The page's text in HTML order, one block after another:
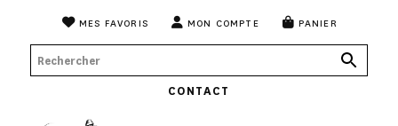
MES FAVORIS MON COMPTE PANIER
CONTACT